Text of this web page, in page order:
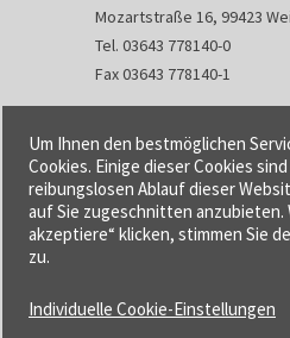
Mozartstraße 16, 99423
Tel. 03643 778140-0
Fax 03643 778140-1
info@fdata.de
Kontakt
Impressum
Datenschutzerklärung
Urheberrecht und Haftung
Cookie-Einstellungen
Um Ihnen den bestmöglichen
Cookies. Einige dieser Cookies
reibungslosen Ablauf dieser
auf Sie zugeschnitten anzubieten.
akzeptiere“ klicken, stimmen Sie
zu.
Individuelle Cookie-Einstellungen